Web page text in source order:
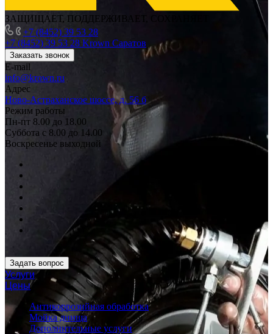
ЗАЩИЩАЕТ, ПОДДЕРЖИВАЕТ, СОХРАНЯЕТ
+7 (8452) 39 53 28
+7 (8452) 39 53 28 Krown Саратов
Заказать звонок
E-mail
info@krown.ru
Адрес
Ново-Астраханское шоссе, д. 56 б
Режим работы
Пн-пт 8.00 до 18.00
Суббота с 8.00 до 14.00
Воскресенье выходной
Задать вопрос
Услуги
Цены
Антикоррозийная обработка
Мойка днища
Дополнительные услуги